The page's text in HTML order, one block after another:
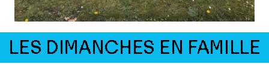
LES DIMANCHES EN FAMILLE